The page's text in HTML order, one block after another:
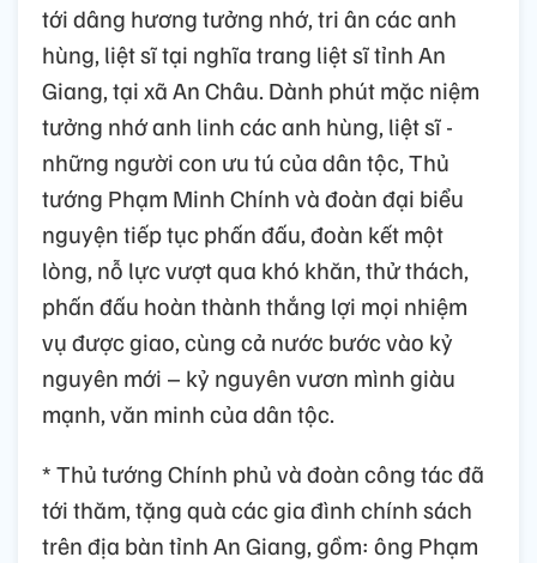
tới dâng hương tưởng nhớ, tri ân các anh
hùng, liệt sĩ tại nghĩa trang liệt sĩ tỉnh An
Giang, tại xã An Châu. Dành phút mặc niệm
tưởng nhớ anh linh các anh hùng, liệt sĩ -
những người con ưu tú của dân tộc, Thủ
tướng Phạm Minh Chính và đoàn đại biểu
nguyện tiếp tục phấn đấu, đoàn kết một
lòng, nỗ lực vượt qua khó khăn, thử thách,
phấn đấu hoàn thành thắng lợi mọi nhiệm
vụ được giao, cùng cả nước bước vào kỷ
nguyên mới – kỷ nguyên vươn mình giàu
mạnh, văn minh của dân tộc.
* Thủ tướng Chính phủ và đoàn công tác đã
tới thăm, tặng quà các gia đình chính sách
trên địa bàn tỉnh An Giang, gồm: ông Phạm